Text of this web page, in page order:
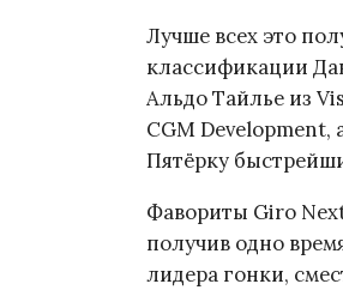
Лучше всех это
классификации
Альдо Тайлье из
CGM Development,
Пятёрку
Фавориты Giro
получив одно
лидера гонки,